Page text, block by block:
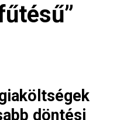
döntési